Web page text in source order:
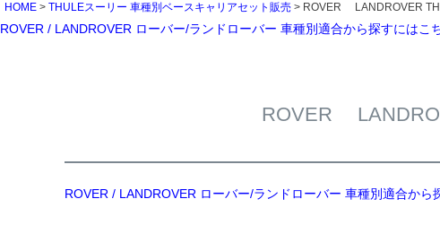
HOME THULEスーリー 車種別ベースキャリアセット販売 ROVER LANDROVER
ROVER / LANDROVER ローバー/ランドローバー 車種別適合から探すにはこ
ROVER
ROVER / LANDROVER ローバー/ランドローバー 車種別適合から